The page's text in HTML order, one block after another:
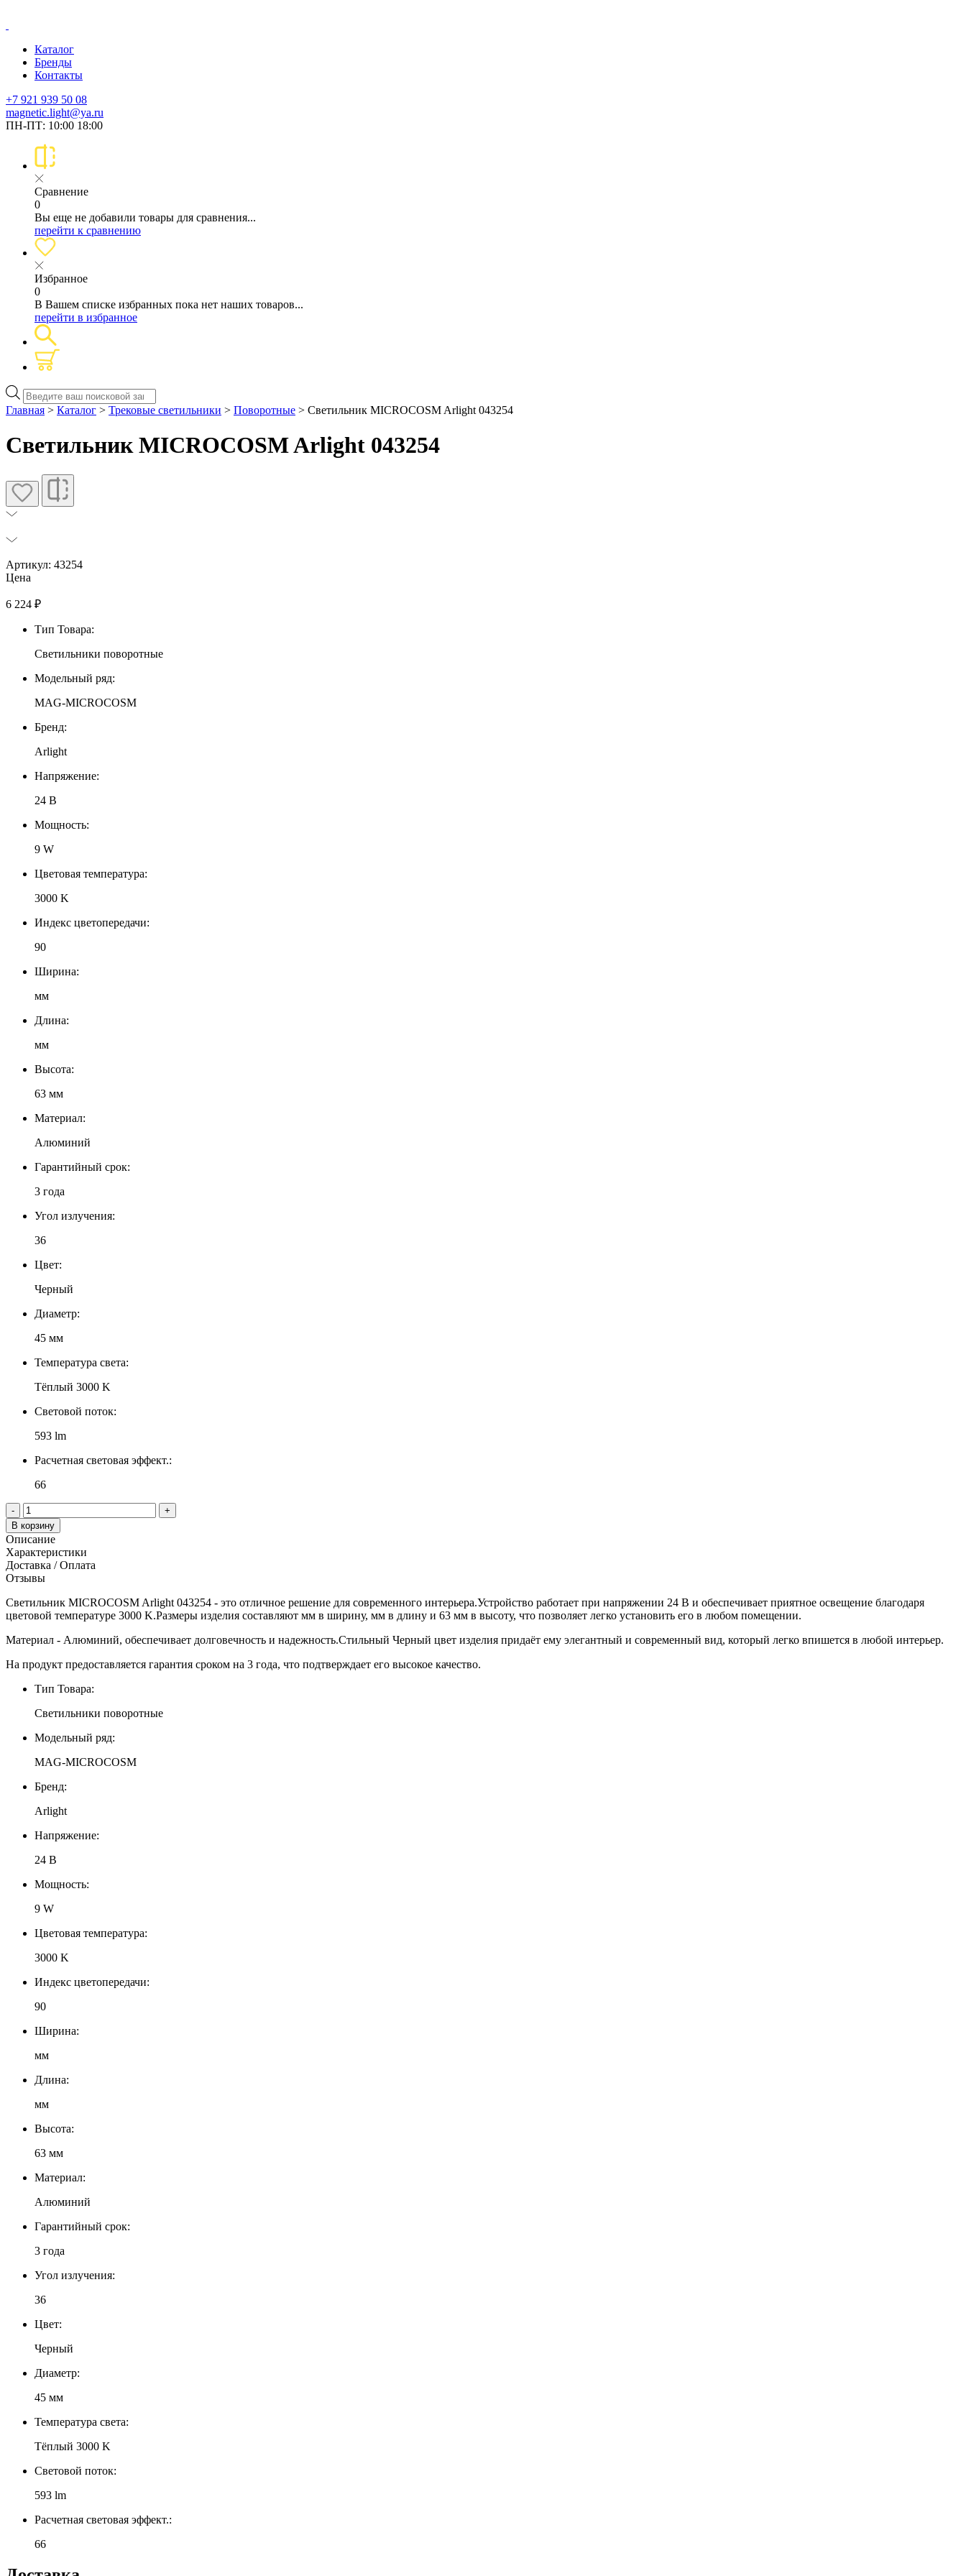
Каталог
Бренды
Контакты
+7 921 939 50 08
magnetic.light@ya.ru
ПН-ПТ: 10:00 18:00
Сравнение
0
Вы еще не добавили товары для сравнения...
перейти к сравнению
Избранное
0
В Вашем списке избранных пока нет наших товаров...
перейти в избранное
Поиск
товаров
Главная > Каталог > Трековые светильники > Поворотные > Светильник MICROCOSM Arlight 043254
Светильник MICROCOSM Arlight 043254
Артикул: 43254
Цена
6 224 ₽
Тип Товара:
Светильники поворотные
Модельный ряд:
MAG-MICROCOSM
Бренд:
Arlight
Напряжение:
24 В
Мощность:
9 W
Цветовая температура:
3000 K
Индекс цветопередачи:
90
Ширина:
мм
Длина:
мм
Высота:
63 мм
Материал:
Алюминий
Гарантийный срок:
3 года
Угол излучения:
36
Цвет:
Черный
Диаметр:
45 мм
Температура света:
Тёплый 3000 K
Световой поток:
593 lm
Расчетная световая эффект.:
66
-
+
В корзину
Описание
Характеристики
Доставка / Оплата
Отзывы
Светильник MICROCOSM Arlight 043254 - это отличное решение для современного интерьера.Устройство работает при напряжении 24 В и обеспечивает приятное освещение благодаря
цветовой температуре 3000 K.Размеры изделия составляют мм в ширину, мм в длину и 63 мм в высоту, что позволяет легко установить его в любом помещении.
Материал - Алюминий, обеспечивает долговечность и надежность.Стильный Черный цвет изделия придаёт ему элегантный и современный вид, который легко впишется в любой интерьер.
На продукт предоставляется гарантия сроком на 3 года, что подтверждает его высокое качество.
Тип Товара:
Светильники поворотные
Модельный ряд:
MAG-MICROCOSM
Бренд:
Arlight
Напряжение:
24 В
Мощность:
9 W
Цветовая температура:
3000 K
Индекс цветопередачи:
90
Ширина:
мм
Длина:
мм
Высота:
63 мм
Материал:
Алюминий
Гарантийный срок:
3 года
Угол излучения:
36
Цвет:
Черный
Диаметр:
45 мм
Температура света:
Тёплый 3000 K
Световой поток:
593 lm
Расчетная световая эффект.:
66